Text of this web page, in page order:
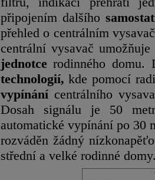
připojením dalšího
přehled o centrálním
centrální vysavač
jednotcerodinného domu.
technologií, kde pomocí
vypínánícentrálního
Dosah signálu je 50
automatické vypínání po 30
rozváděn žádný
střední a velké rodinné